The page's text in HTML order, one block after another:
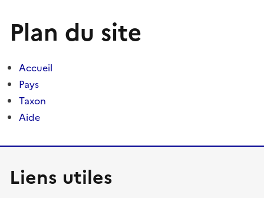
Plan du site
Accueil
Pays
Taxon
Aide
Liens utiles